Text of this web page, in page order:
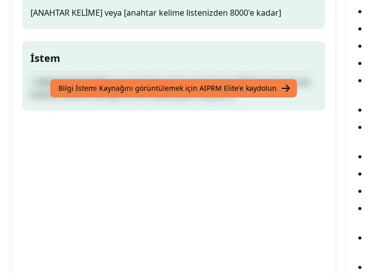
[ANAHTAR KELİME] veya [anahtar kelime listenizden 8000'e kadar]
İstem
1 [ANAHTAR KELİME] veya [anahtar kelime listenizden 8000'e kadar] ile bir
anahtar kelime stratejisi ve SEO içerik planı oluşturun.
Bilgi İstemi Kaynağını görüntülemek için AIPRM Elite'e kaydolun